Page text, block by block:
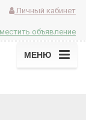
Личный кабинет
объявление
МЕНЮ